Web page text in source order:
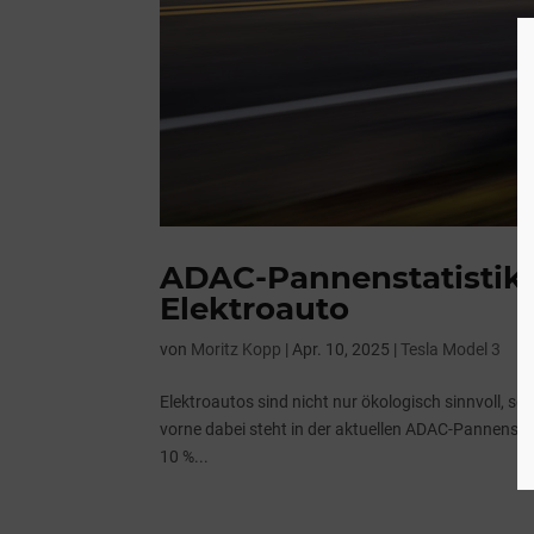
ADAC-
Elektroauto
von Moritz Kopp | Apr. 10, 2025 |Tesla Model 3
Elektroautos sind nicht nur ökologisch sinnvoll,
vorne dabei steht in der aktuellen ADAC-
10 %...